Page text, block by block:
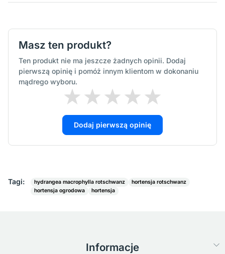
Masz ten produkt?
Ten produkt nie ma jeszcze żadnych opinii. Dodaj
pierwszą opinię i pomóż innym klientom w dokonaniu
mądrego wyboru.
Dodaj pierwszą opinię
Tagi: hydrangea macrophylla rotschwanz
hortensja rotschwanz
hortensja ogrodowa
hortensja
Informacje